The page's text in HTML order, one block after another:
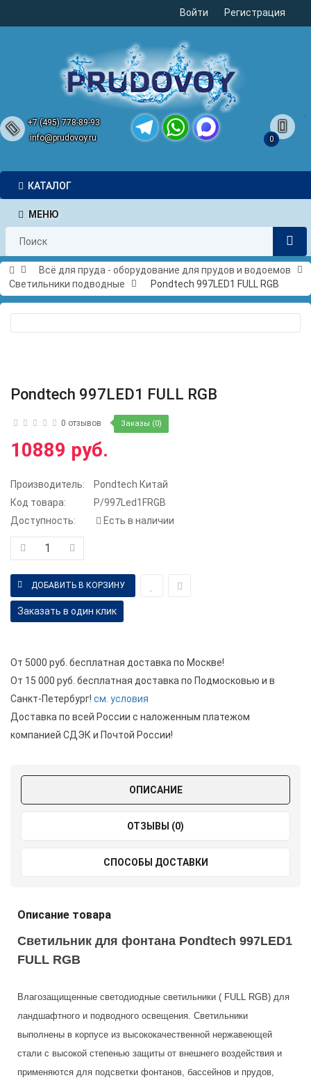
Войти Регистрация
+7 (495) 778-89-93
info@prudovoy.ru
0
КАТАЛОГ
МЕНЮ
Всё для пруда - оборудование для прудов и водоемов
Светильники подводные
Pondtech 997LED1 FULL RGB
Pondtech 997LED1 FULL RGB
0 отзывов Заказы (0)
10889 руб.
Производитель:
Pondtech Китай
Код товара:
P/997Led1FRGB
Доступность:
Есть в наличии
Заказать в один клик
От 5000 руб. бесплатная доставка по Москве!
От 15 000 руб. бесплатная доставка по Подмосковью и в
Санкт-Петербург! см. условия
Доставка по всей России с наложенным платежом
компанией СДЭК и Почтой России!
ОПИСАНИЕ
ОТЗЫВЫ (0)
СПОСОБЫ ДОСТАВКИ
Описание товара
Светильник для фонтана Pondtech 997LED1
FULL RGB
Влагозащищенные светодиодные светильники ( FULL RGB) для
ландшафтного и подводного освещения. Светильники
выполнены в корпусе из высококачественной нержавеющей
стали с высокой степенью защиты от внешнего воздействия и
применяются для подсветки фонтанов, бассейнов и прудов,